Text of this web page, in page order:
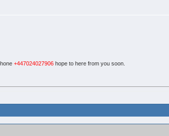
+447024027906hope to here from you soon.